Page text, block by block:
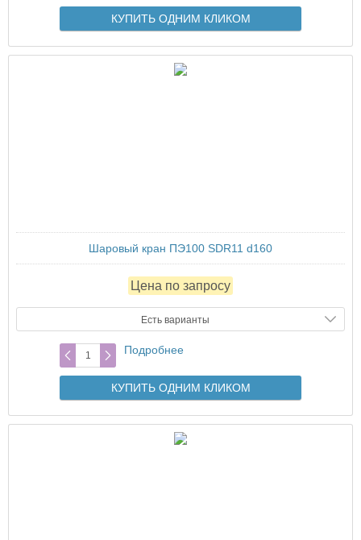
КУПИТЬ ОДНИМ КЛИКОМ
Шаровый кран ПЭ100 SDR11 d160
Цена по запросу
Есть варианты
Подробнее
КУПИТЬ ОДНИМ КЛИКОМ